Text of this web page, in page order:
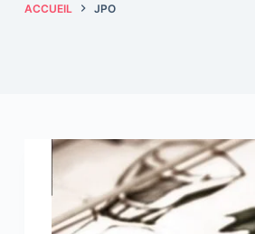
ACCUEIL JPO